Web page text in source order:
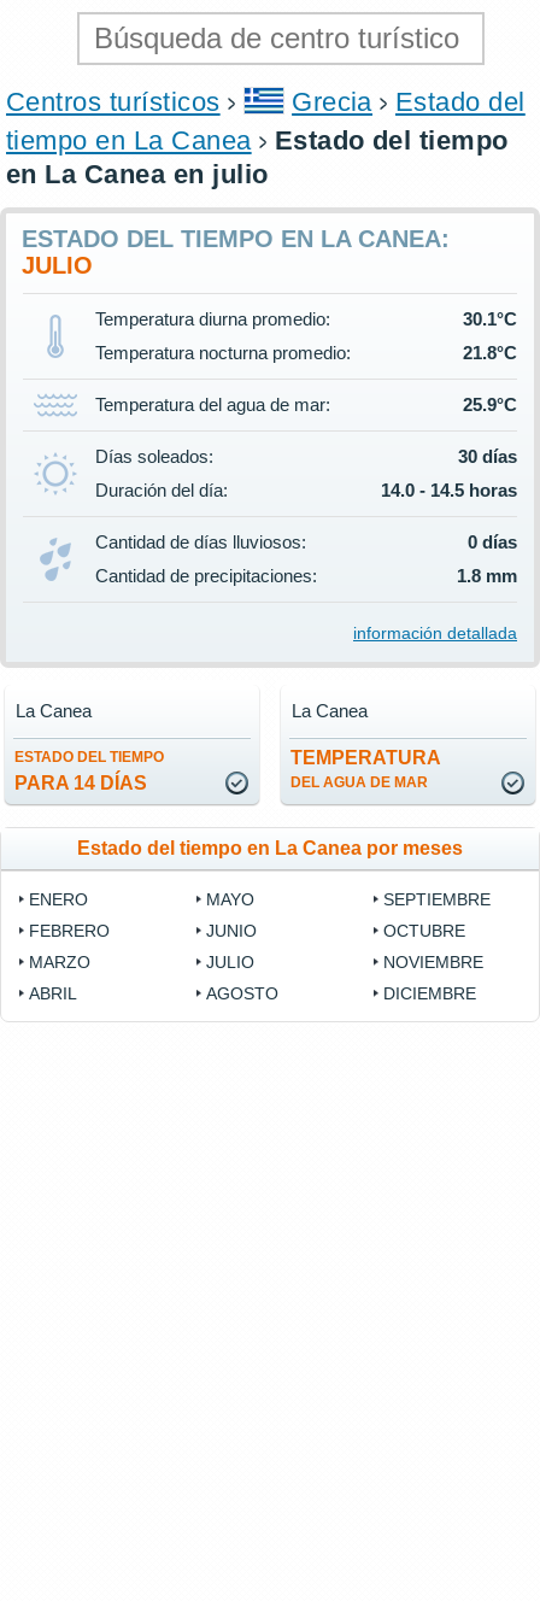
Centros turísticos Grecia
Estado del
tiempo en La Canea
Estado del tiempo
en La Canea en julio
ESTADO DEL TIEMPO EN LA CANEA:
JULIO
Temperatura diurna promedio:
30.1°C
Temperatura nocturna promedio:
21.8°C
Temperatura del agua de mar: 25.9°C
Días soleados:
30 días
Duración del día:
14.0 - 14.5 horas
Cantidad de días lluviosos:
0 días
Cantidad de precipitaciones:
1.8 mm
información detallada
ESTADO DEL TIEMPO
PARA 14 DÍAS
La Canea
TEMPERATURA
DEL AGUA DE MAR
La Canea
Estado del tiempo en La Canea por meses
ENERO
FEBRERO
MARZO
ABRIL
MAYO
JUNIO
JULIO
AGOSTO
SEPTIEMBRE
OCTUBRE
NOVIEMBRE
DICIEMBRE